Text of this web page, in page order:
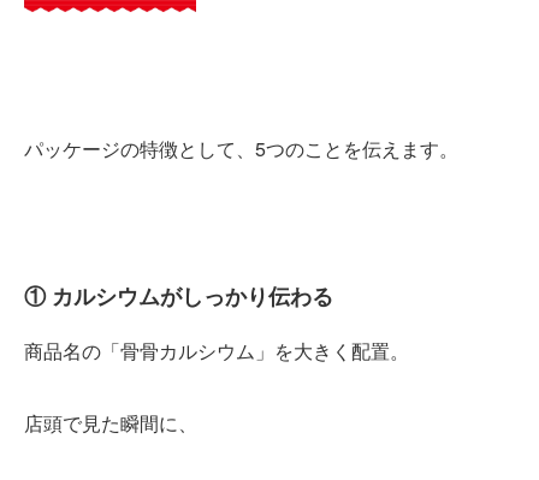
パッケージの特徴として、5つのことを伝えます。
① カルシウムがしっかり伝わる
商品名の「骨骨カルシウム」を大きく配置。
店頭で見た瞬間に、